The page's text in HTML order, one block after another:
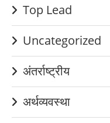
Top Lead
Uncategorized
अंतर्राष्ट्रीय
अर्थव्यवस्था